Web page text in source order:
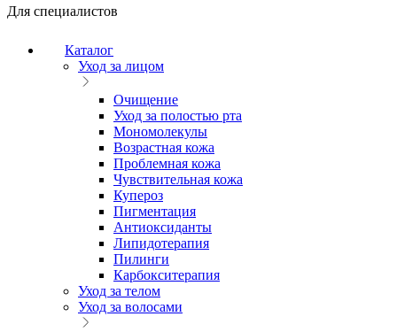
Для специалистов
Каталог
Уход за лицом
Очищение
Уход за полостью рта
Мономолекулы
Возрастная кожа
Проблемная кожа
Чувствительная кожа
Купероз
Пигментация
Антиоксиданты
Липидотерапия
Пилинги
Карбокситерапия
Уход за телом
Уход за волосами